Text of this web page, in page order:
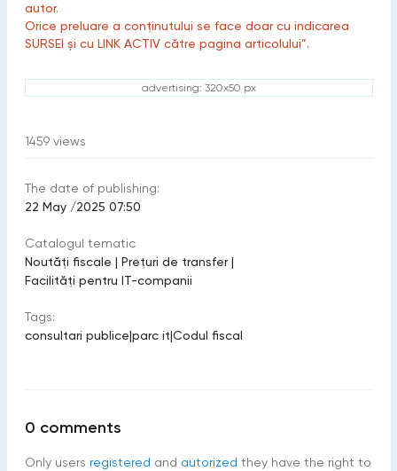
autor.
Orice preluare a conținutului se face doar cu indicarea
SURSEI și cu LINK ACTIV către pagina articolului”.
advertising: 320x50 px
1459 views
The date of publishing:
22 May /2025 07:50
Catalogul tematic
Noutăți fiscale | Prețuri de transfer |
Facilități pentru IT-companii
Tags:
consultari publice|parc it|Codul fiscal
0 comments
Only users registered and autorized they have the right to